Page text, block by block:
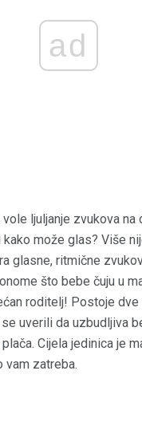
ad
ljuljanje zvukova na
može glas? Više
glasne, ritmične
što bebe čuju u
roditelj! Postoje
uverili da uzbudljiva
Cijela jedinica je
vam zatreba.